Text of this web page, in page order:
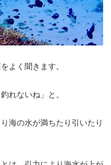
よく聞きます。
れないね」と。
海の水が満ちたり引いたり